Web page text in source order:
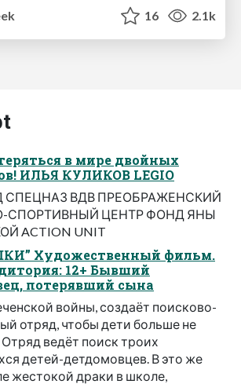
16 2.1k
в мире двойных
ИЛЬЯ КУЛИКОВ LEGIO
СПЕЦНАЗ ВДВ ПРЕОБРАЖЕНСКИЙ
СПОРТИВНЫЙ ЦЕНТР ФОНД ЯНЫ
ACTION UNIT
Художественный фильм.
12+ Бывший
потерявший сына
войны, создаёт поисково-
отряд, чтобы дети больше не
ведёт поиск троих
детей-детдомовцев. В это же
жестокой драки в школе,